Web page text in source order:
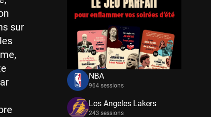
sur
NBA
964 sessions
Los Angeles Lakers
243 sessions